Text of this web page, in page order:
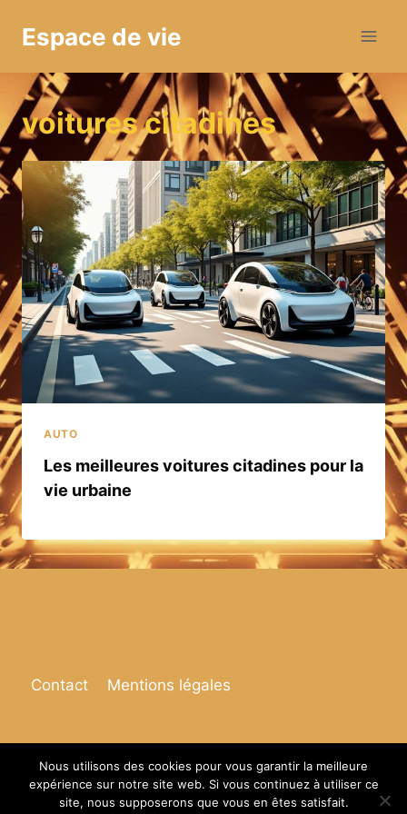
Espace de vie
voitures citadines
AUTO
Les meilleures voitures citadines pour la
vie urbaine
Contact Mentions légales
© 2026 Espace de vie
Nous utilisons des cookies pour vous garantir la meilleure
expérience sur notre site web. Si vous continuez à utiliser ce
site, nous supposerons que vous en êtes satisfait.